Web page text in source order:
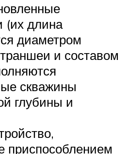
(их длина
диаметром
и составом
скважины
глубины и
приспособлением